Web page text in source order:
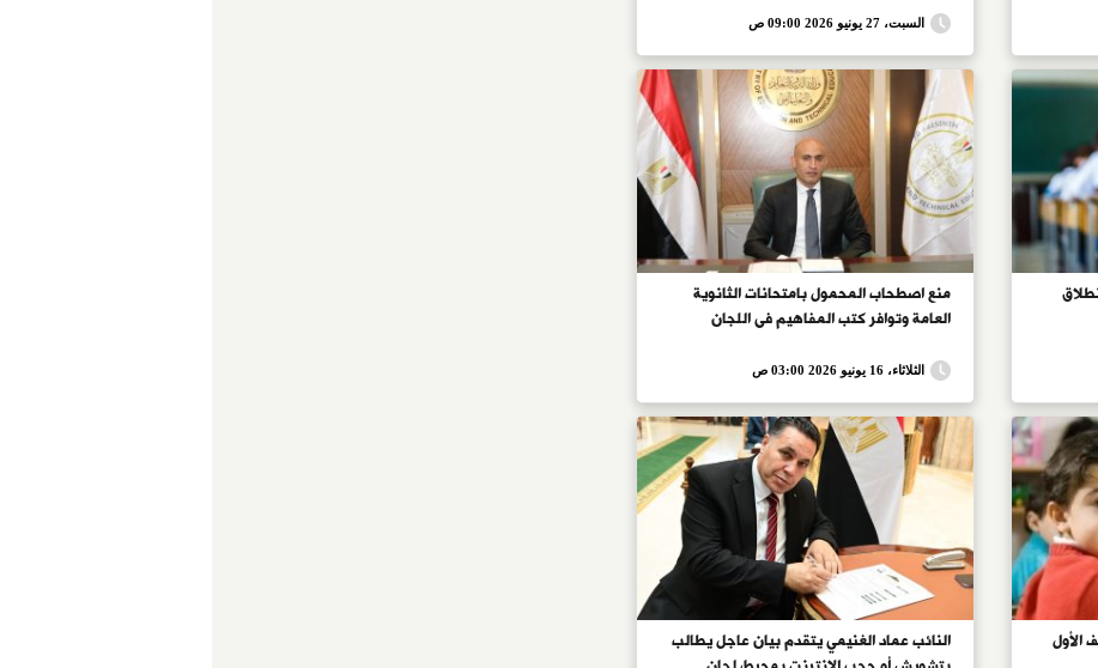
السبت، 27 يونيو 2026 09:00 ص
منع اصطحاب المحمول بامتحانات الثانوية
العامة وتوافر كتب المفاهيم فى اللجان
الثلاثاء، 16 يونيو 2026 03:00 ص
الأول
النائب عماد الغنيمي يتقدم بيان عاجل يطالب